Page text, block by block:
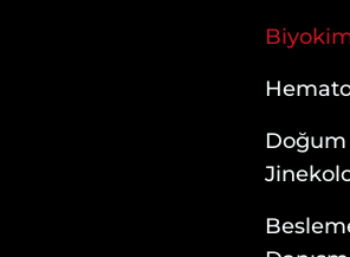
Doğum